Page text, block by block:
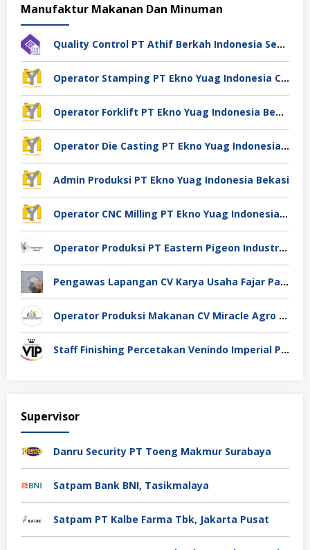
Manufaktur Makanan Dan Minuman
Quality Control PT Athif Berkah Indonesia Semarang
Operator Stamping PT Ekno Yuag Indonesia Cikarang
Operator Forklift PT Ekno Yuag Indonesia Bekasi
Operator Die Casting PT Ekno Yuag Indonesia Bekasi
Admin Produksi PT Ekno Yuag Indonesia Bekasi
Operator CNC Milling PT Ekno Yuag Indonesia Bekasi
Operator Produksi PT Eastern Pigeon Industry Deli Serdang
Pengawas Lapangan CV Karya Usaha Fajar Pasuruan
Operator Produksi Makanan CV Miracle Agro Spices Sidoarjo
Staff Finishing Percetakan Venindo Imperial Perkasa Bandung Kota
Supervisor
Danru Security PT Toeng Makmur Surabaya
Satpam Bank BNI, Tasikmalaya
Satpam PT Kalbe Farma Tbk, Jakarta Pusat